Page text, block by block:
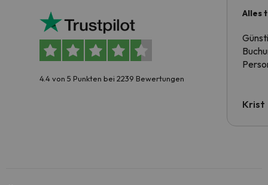
4.4 von 5 Punkten bei 2239 Bewertungen
Alles
Krist